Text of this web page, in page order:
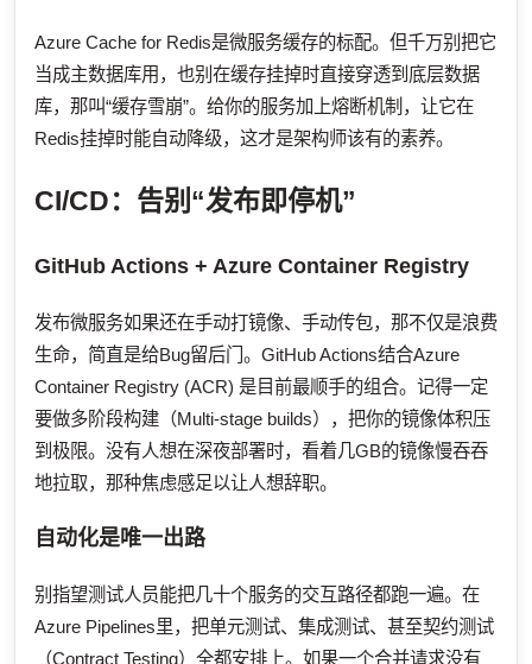
Azure Cache for Redis是微服务缓存的标配。但千万别把它
当成主数据库用，也别在缓存挂掉时直接穿透到底层数据
库，那叫“缓存雪崩”。给你的服务加上熔断机制，让它在
Redis挂掉时能自动降级，这才是架构师该有的素养。
CI/CD：告别“发布即停机”
GitHub Actions + Azure Container Registry
发布微服务如果还在手动打镜像、手动传包，那不仅是浪费
生命，简直是给Bug留后门。GitHub Actions结合Azure
Container Registry (ACR) 是目前最顺手的组合。记得一定
要做多阶段构建（Multi-stage builds），把你的镜像体积压
到极限。没有人想在深夜部署时，看着几GB的镜像慢吞吞
地拉取，那种焦虑感足以让人想辞职。
自动化是唯一出路
别指望测试人员能把几十个服务的交互路径都跑一遍。在
Azure Pipelines里，把单元测试、集成测试、甚至契约测试
（Contract Testing）全都安排上。如果一个合并请求没有